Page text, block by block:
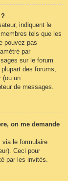
?
indiquent le
tels que les
pouvez pas
par
sur le forum
des forums,
(ou un
de messages.
on me demande
via le formulaire
Ceci pour
par les invités.